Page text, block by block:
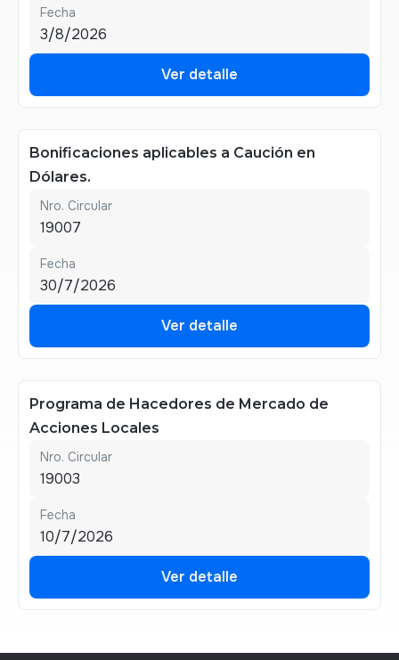
Fecha
3/8/2026
Ver detalle
Bonificaciones aplicables a Caución en
Dólares.
Nro. Circular
19007
Fecha
30/7/2026
Ver detalle
Programa de Hacedores de Mercado de
Acciones Locales
Nro. Circular
19003
Fecha
10/7/2026
Ver detalle